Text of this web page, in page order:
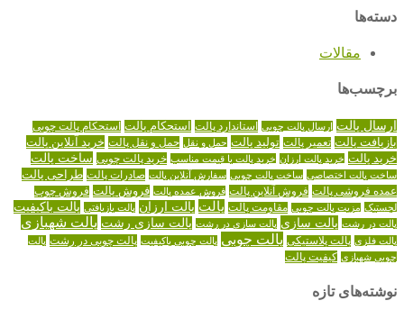
دسته‌ها
مقالات
برچسب‌ها
ارسال پالت ارسال پالت چوبی استاندارد پالت استحکام پالت استحکام پالت چوبی
بازیافت پالت تعمیر پالت تولید پالت حمل و نقل حمل و نقل پالت خرید آنلاین پالت
خرید پالت خرید پالت ارزان خرید پالت با قیمت مناسب خرید پالت چوبی ساخت پالت
ساخت پالت اختصاصی ساخت پالت چوبی سفارش آنلاین پالت صادرات پالت طراحی پالت
عمده فروشی پالت فروش آنلاین پالت فروش عمده پالت فروش پالت فروش چوب
لجستیک مزیت پالت چوبی مقاومت پالت پالت پالت ارزان پالت بازیافتی پالت باکیفیت
پالت در رشت پالت سازی پالت سازی در رشت پالت سازی رشت پالت شهبازی
پالت فلزی پالت پلاستیکی پالت چوبی پالت چوبی باکیفیت پالت چوبی در رشت پالت
چوبی شهبازی کیفیت پالت
نوشته‌های تازه